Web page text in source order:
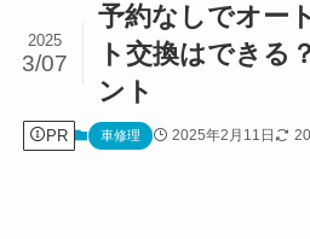
予約なしでオー
ト交換はできる
ント
2025
3/07
PR 車修理 2025年2月11日